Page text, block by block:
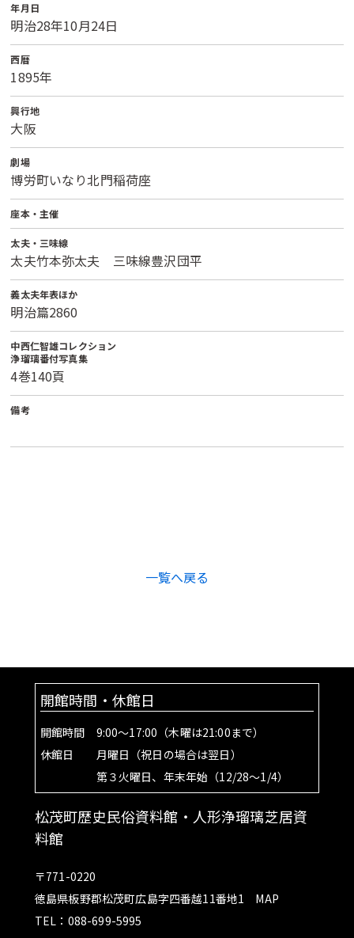
年月日
明治28年10月24日
西暦
1895年
興行地
大阪
劇場
博労町いなり北門稲荷座
座本・主催
太夫・三味線
太夫竹本弥太夫 三味線豊沢団平
義太夫年表ほか
明治篇2860
中西仁智雄コレクション
浄瑠璃番付写真集
4巻140頁
備考
一覧へ戻る
開館時間・休館日
開館時間 9:00～17:00（木曜は21:00まで）
休館日 月曜日（祝日の場合は翌日）
第３火曜日、年末年始（12/28～1/4）
松茂町歴史民俗資料館・人形浄瑠璃芝居資
料館
〒771-0220
徳島県板野郡松茂町広島字四番越11番地1 MAP
TEL：088-699-5995